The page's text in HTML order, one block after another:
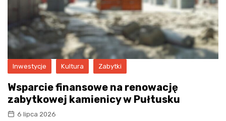
Inwestycje Kultura Zabytki
Wsparcie finansowe na renowację
zabytkowej kamienicy w Pułtusku
6 lipca 2026